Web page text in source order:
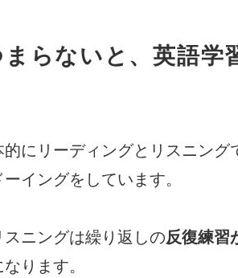
らないと、英語学
にリーディングとリスニング
イングをしています。
ニングは繰り返しの反復練習
ります。